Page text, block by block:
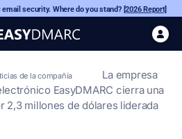
security. Where do you stand? [2026 Report]
de la compañía
La empresa
EasyDMARC cierra una
2,3 millones de dólares liderada